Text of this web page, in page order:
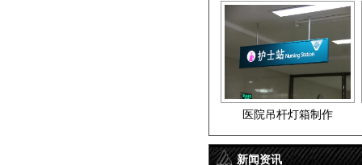
医院吊杆灯箱制作
新闻资讯